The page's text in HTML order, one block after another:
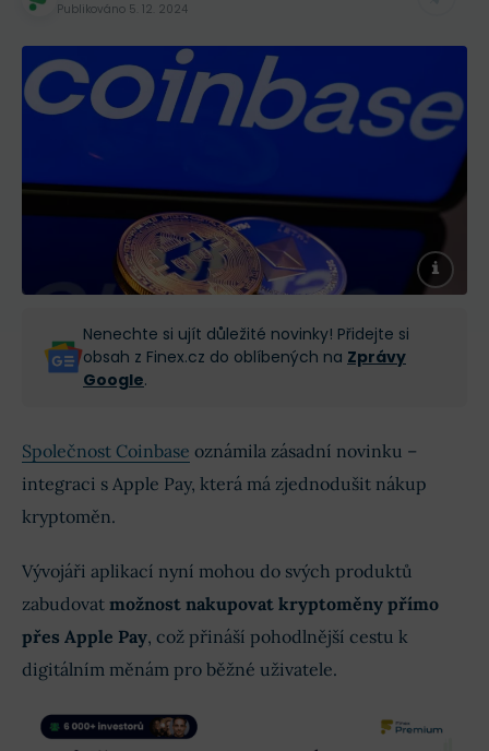
Publikováno 5. 12. 2024
Nenechte si ujít důležité novinky! Přidejte si
obsah z Finex.cz do oblíbených na Zprávy
Google.
Společnost Coinbase oznámila zásadní novinku –
integraci s Apple Pay, která má zjednodušit nákup
kryptoměn.
Vývojáři aplikací nyní mohou do svých produktů
zabudovat možnost nakupovat kryptoměny přímo
přes Apple Pay, což přináší pohodlnější cestu k
digitálním měnám pro běžné uživatele.